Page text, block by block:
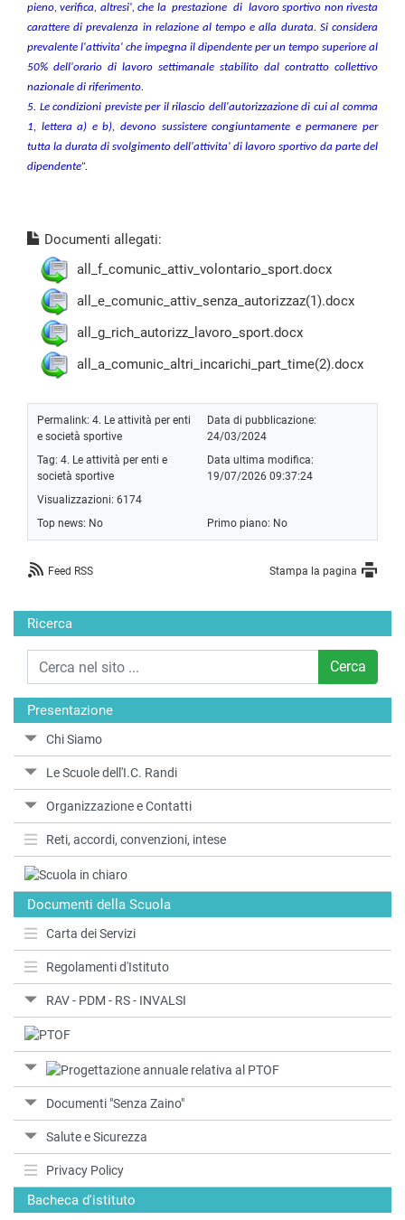
Ricerca
Cerca
Presentazione
Chi Siamo
Le Scuole dell'I.C. Randi
Organizzazione e Contatti
Reti, accordi, convenzioni, intese
Documenti della Scuola
Carta dei Servizi
Regolamenti d'Istituto
RAV - PDM - RS - INVALSI
Documenti "Senza Zaino"
Salute e Sicurezza
Privacy Policy
Bacheca d'istituto
pieno, verifica, altresi', che la prestazione di lavoro sportivo non rivesta
carattere di prevalenza in relazione al tempo e alla durata. Si considera
prevalente l'attivita' che impegna il dipendente per un tempo superiore al
50% dell'orario di lavoro settimanale stabilito dal contratto collettivo
nazionale di riferimento.
5. Le condizioni previste per il rilascio dell'autorizzazione di cui al comma
1, lettera a) e b), devono sussistere congiuntamente e permanere per
tutta la durata di svolgimento dell'attivita' di lavoro sportivo da parte del
dipendente”.
Documenti allegati:
all_f_comunic_attiv_volontario_sport.docx
all_e_comunic_attiv_senza_autorizzaz(1).docx
all_g_rich_autorizz_lavoro_sport.docx
all_a_comunic_altri_incarichi_part_time(2).docx
Permalink: 4. Le attività per enti
e società sportive
Data di pubblicazione:
24/03/2024
Tag: 4. Le attività per enti e
società sportive
Data ultima modifica:
19/07/2026 09:37:24
Visualizzazioni: 6174
Top news: No
Primo piano: No
Feed RSS Stampa la pagina